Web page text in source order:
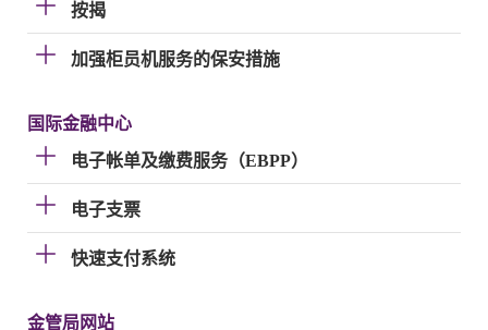
按揭
加强柜员机服务的保安措施
国际金融中心
电子帐单及缴费服务（EBPP）
电子支票
快速支付系统
金管局网站